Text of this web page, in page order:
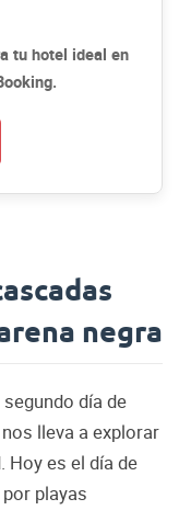
tu hotel ideal en
negra
día de
nos lleva a explorar
Hoy es el día de
playas